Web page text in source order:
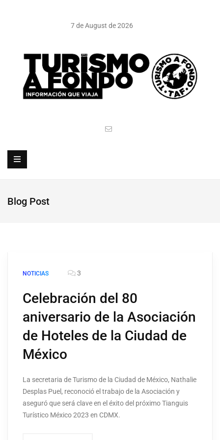
7 de August de 2026
Blog Post
NOTICIAS 3
Celebración del 80
aniversario de la Asociación
de Hoteles de la Ciudad de
México
La secretaria de Turismo de la Ciudad de México, Nathalie
Desplas Puel, reconoció el trabajo de la Asociación y
aseguró que será clave en el éxito del próximo Tianguis
Turístico México 2023 en CDMX.